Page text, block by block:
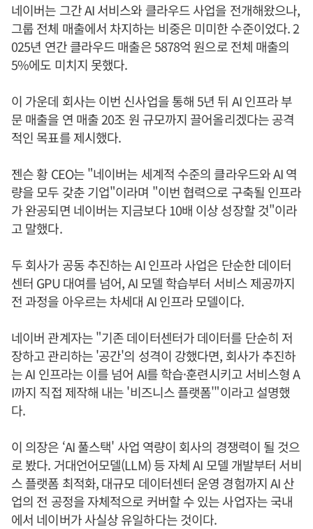
네이버는 그간 AI 서비스와 클라우드 사업을 전개해왔으나,
그룹 전체 매출에서 차지하는 비중은 미미한 수준이었다. 2
025년 연간 클라우드 매출은 5878억 원으로 전체 매출의
5%에도 미치지 못했다.
이 가운데 회사는 이번 신사업을 통해 5년 뒤 AI 인프라 부
문 매출을 연 매출 20조 원 규모까지 끌어올리겠다는 공격
적인 목표를 제시했다.
젠슨 황 CEO는 "네이버는 세계적 수준의 클라우드와 AI 역
량을 모두 갖춘 기업"이라며 "이번 협력으로 구축될 인프라
가 완공되면 네이버는 지금보다 10배 이상 성장할 것"이라
고 말했다.
두 회사가 공동 추진하는 AI 인프라 사업은 단순한 데이터
센터 GPU 대여를 넘어, AI 모델 학습부터 서비스 제공까지
전 과정을 아우르는 차세대 AI 인프라 모델이다.
네이버 관계자는 "기존 데이터센터가 데이터를 단순히 저
장하고 관리하는 '공간'의 성격이 강했다면, 회사가 추진하
는 AI 인프라는 이를 넘어 AI를 학습·훈련시키고 서비스형 A
I까지 직접 제작해 내는 '비즈니스 플랫폼'"이라고 설명했
다.
이 의장은 ‘AI 풀스택' 사업 역량이 회사의 경쟁력이 될 것으
로 봤다. 거대언어모델(LLM) 등 자체 AI 모델 개발부터 서비
스 플랫폼 최적화, 대규모 데이터센터 운영 경험까지 AI 산
업의 전 공정을 자체적으로 커버할 수 있는 사업자는 국내
에서 네이버가 사실상 유일하다는 것이다.